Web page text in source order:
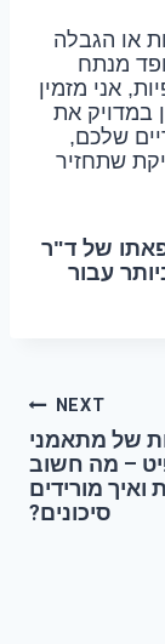
או הגבלה
מנתח
אני מזמין
במדויק את
שלכם,
שתחזיר
של ד"ר
עבור
NEXT
של מתאמני
– מה חשוב
ואיך מורידים
סיכונים?